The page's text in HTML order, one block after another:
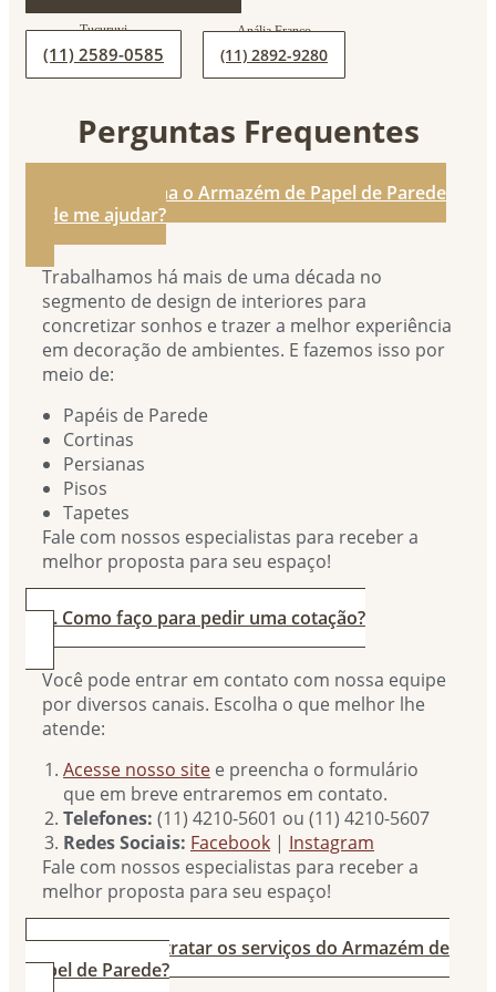
(11) 2589-0585 (11) 2892-9280
Perguntas Frequentes
1. De que forma o Armazém de Papel de Parede
pode me ajudar?
Trabalhamos há mais de uma década no
segmento de design de interiores para
concretizar sonhos e trazer a melhor experiência
em decoração de ambientes. E fazemos isso por
meio de:
Papéis de Parede
Cortinas
Persianas
Pisos
Tapetes
Fale com nossos especialistas para receber a
melhor proposta para seu espaço!
2. Como faço para pedir uma cotação?
Você pode entrar em contato com nossa equipe
por diversos canais. Escolha o que melhor lhe
atende:
Acesse nosso site e preencha o formulário
que em breve entraremos em contato.
Telefones: (11) 4210-5601 ou (11) 4210-5607
Redes Sociais: Facebook | Instagram
Fale com nossos especialistas para receber a
melhor proposta para seu espaço!
3. Por que contratar os serviços do Armazém de
Papel de Parede?